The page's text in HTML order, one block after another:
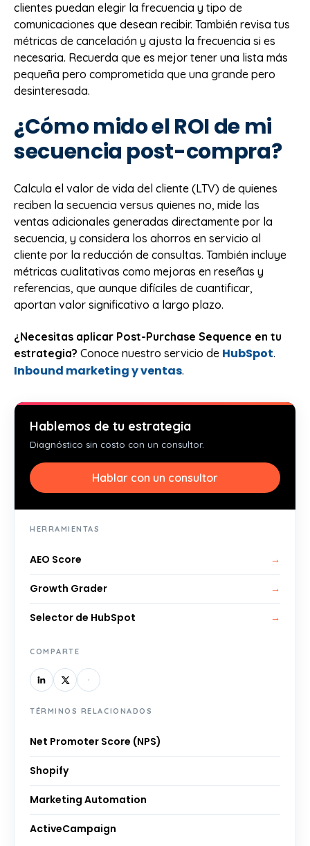
clientes puedan elegir la frecuencia y tipo de
comunicaciones que desean recibir. También revisa tus
métricas de cancelación y ajusta la frecuencia si es
necesaria. Recuerda que es mejor tener una lista más
pequeña pero comprometida que una grande pero
desinteresada.
¿Cómo mido el ROI de mi
secuencia post-compra?
Calcula el valor de vida del cliente (LTV) de quienes
reciben la secuencia versus quienes no, mide las
ventas adicionales generadas directamente por la
secuencia, y considera los ahorros en servicio al
cliente por la reducción de consultas. También incluye
métricas cualitativas como mejoras en reseñas y
referencias, que aunque difíciles de cuantificar,
aportan valor significativo a largo plazo.
¿Necesitas aplicar Post-Purchase Sequence en tu
estrategia? Conoce nuestro servicio de HubSpot.
Inbound marketing y ventas.
Hablemos de tu estrategia
Diagnóstico sin costo con un consultor.
Hablar con un consultor
HERRAMIENTAS
AEO Score →
Growth Grader →
Selector de HubSpot →
COMPARTE
TÉRMINOS RELACIONADOS
Net Promoter Score (NPS)
Shopify
Marketing Automation
ActiveCampaign